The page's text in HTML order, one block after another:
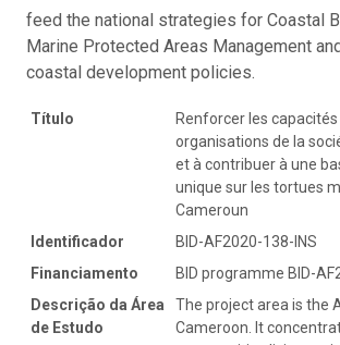
feed the national strategies for Coastal
Marine Protected Areas Management
coastal development policies.
Título
Renforcer les capacités
organisations de la
et à contribuer à une
unique sur les tortues
Cameroun
Identificador
BID-AF2020-138-INS
Financiamento
BID programme BID-
Descrição da Área
de Estudo
The project area is the
Cameroon. It